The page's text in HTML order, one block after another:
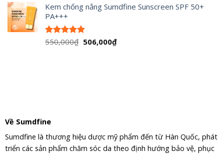
5 sao
là:
tại
Kem chống nắng Sumdfine Sunscreen SPF 50+
PA+++
Được xếp
550,000₫ Giá
506,000₫Giá
Về Sumdfine
Sumdfine là thương hiệu dược mỹ phẩm đến từ Hàn Quốc, phát
triển các sản phẩm chăm sóc da theo định hướng bảo vệ, phục